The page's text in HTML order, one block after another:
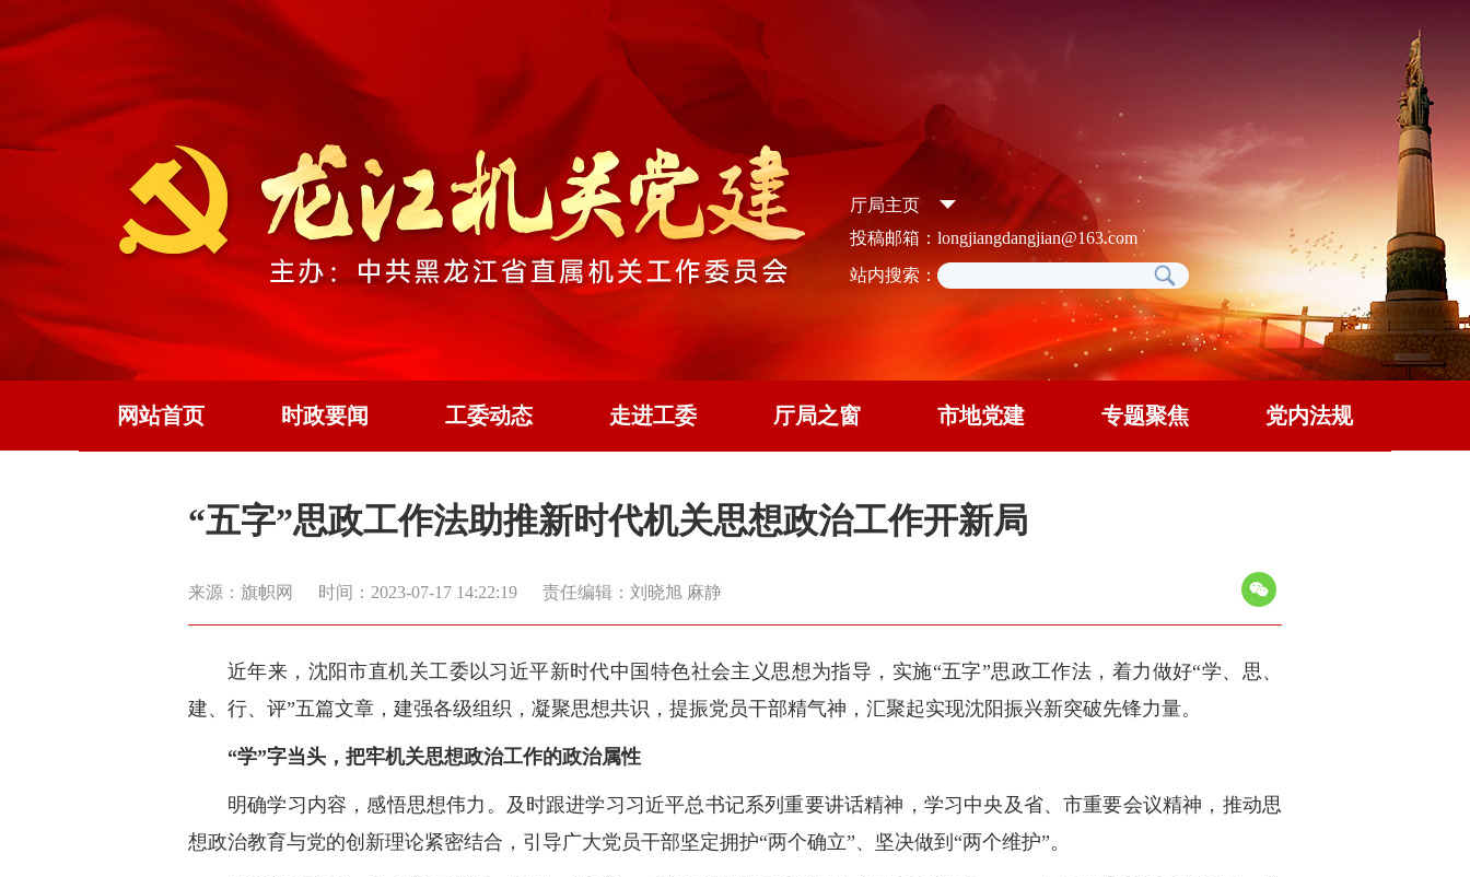
厅局主页
投稿邮箱：longjiangdangjian@163.com
站内搜索：
网站首页 时政要闻 工委动态 走进工委 厅局之窗 市地党建 专题聚焦 党内法规
“五字”思政工作法助推新时代机关思想政治工作开新局
来源：旗帜网 时间：2023-07-17 14:22:19 责任编辑：刘晓旭 麻静
近年来，沈阳市直机关工委以习近平新时代中国特色社会主义思想为指导，实施“五字”思政工作法，着力做好“学、思、
建、行、评”五篇文章，建强各级组织，凝聚思想共识，提振党员干部精气神，汇聚起实现沈阳振兴新突破先锋力量。
“学”字当头，把牢机关思想政治工作的政治属性
明确学习内容，感悟思想伟力。及时跟进学习习近平总书记系列重要讲话精神，学习中央及省、市重要会议精神，推动思
想政治教育与党的创新理论紧密结合，引导广大党员干部坚定拥护“两个确立”、坚决做到“两个维护”。